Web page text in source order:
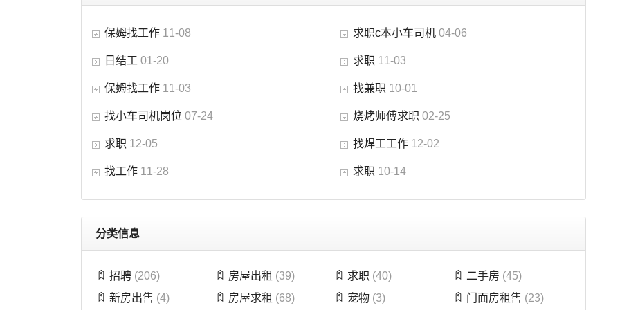
保姆找工作 11-08 求职c本小车司机 04-06
日结工 01-20 求职 11-03
保姆找工作 11-03 找兼职 10-01
找小车司机岗位 07-24 烧烤师傅求职 02-25
求职 12-05 找焊工工作 12-02
找工作 11-28 求职 10-14
分类信息
招聘 (206) 房屋出租 (39) 求职 (40) 二手房 (45)
新房出售 (4) 房屋求租 (68) 宠物 (3) 门面房租售 (23)